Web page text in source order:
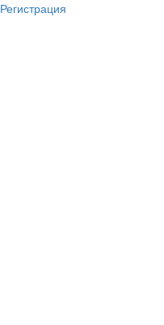
Регистрация